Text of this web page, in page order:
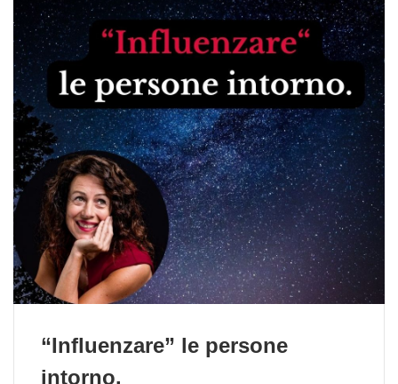
“Influenzare” le persone
intorno.